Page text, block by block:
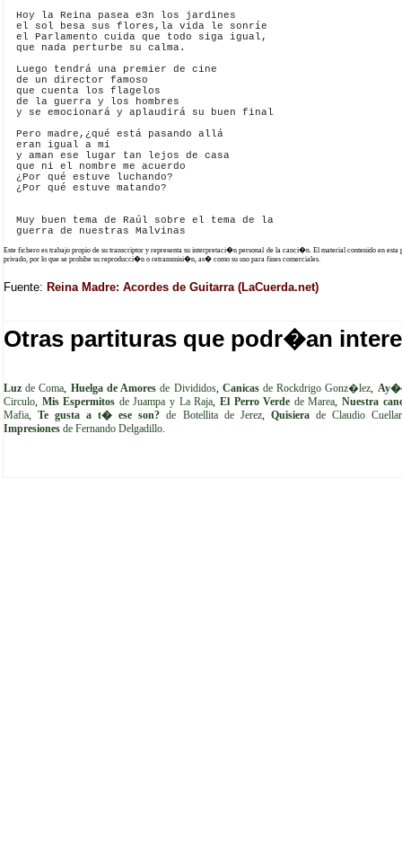
  Hoy la Reina pasea e3n los jardines
  el sol besa sus flores,la vida le sonríe
  el Parlamento cuida que todo siga igual,
  que nada perturbe su calma.
  Luego tendrá una premier de cine
  de un director famoso
  que cuenta los flagelos
  de la guerra y los hombres
  y se emocionará y aplaudirá su buen final
  Pero madre,¿qué está pasando allá
  eran igual a mi
  y aman ese lugar tan lejos de casa
  que ni el nombre me acuerdo
  ¿Por qué estuve luchando?
  ¿Por qué estuve matando?
  Muy buen tema de Raúl sobre el tema de la
Este fichero es trabajo propio de su transcriptor y representa su interpretaci�n personal de la canci�n. El material contenido en esta
privado, por lo que se prohibe su reproducci�n o retransmisi�n, as� como su uso para fines comerciales.
Fuente: Reina Madre: Acordes de Guitarra (LaCuerda.net)
Otras partituras que podr�an
Luz de Coma, Huelga de Amores de Divididos, Canicasde Rockdrigo Gonz�lez,
Circulo, Mis Espermitos de Juampa y La Raja, El Perro Verde de Marea,Nuestra
Mafia,Te gusta a t� ese son? de Botellita de Jerez, Quisierade Claudio Cuellar
Impresiones de Fernando Delgadillo.